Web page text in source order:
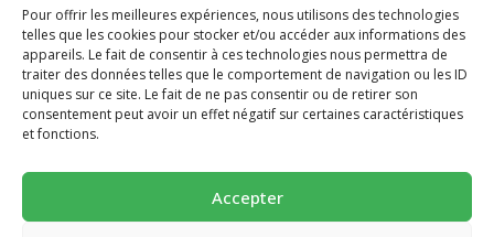
Pour offrir les meilleures expériences, nous utilisons des technologies
telles que les cookies pour stocker et/ou accéder aux informations des
appareils. Le fait de consentir à ces technologies nous permettra de
traiter des données telles que le comportement de navigation ou les ID
uniques sur ce site. Le fait de ne pas consentir ou de retirer son
consentement peut avoir un effet négatif sur certaines caractéristiques
et fonctions.
Accepter
Contactez-nous
Certifié bio